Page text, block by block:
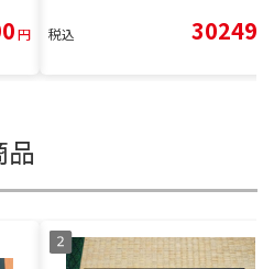
円 税込 30249